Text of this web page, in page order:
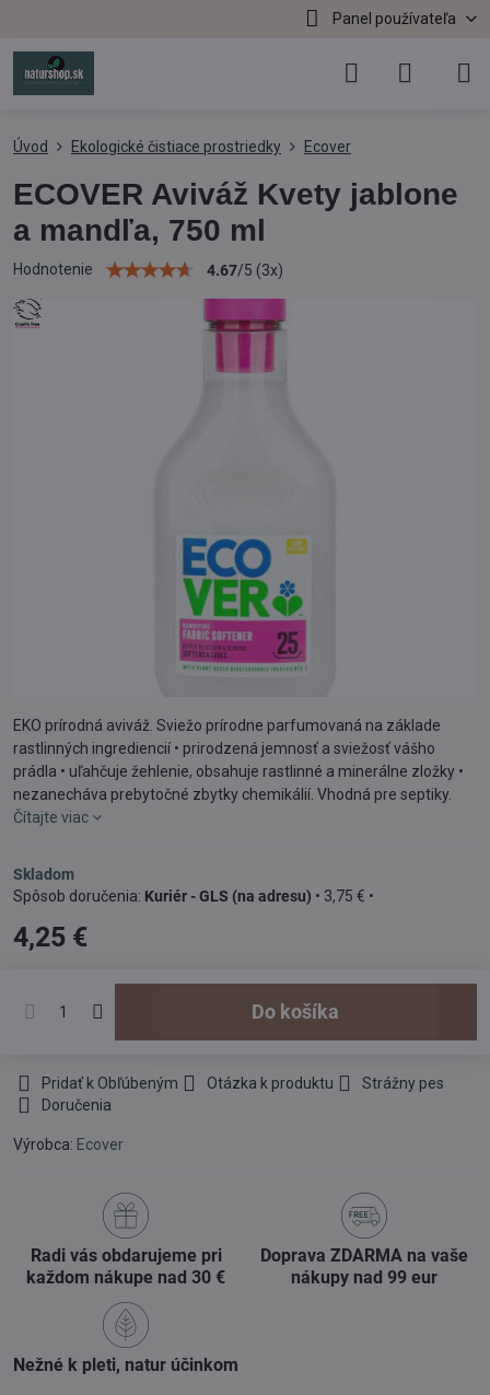
Panel používateľa
Úvod Ekologické čistiace prostriedky Ecover
ECOVER Aviváž Kvety jablone
a mandľa, 750 ml
Hodnotenie 4.67/5 (3x)
EKO prírodná aviváž. Sviežo prírodne parfumovaná na základe
rastlinných ingrediencií • prirodzená jemnosť a sviežosť vášho
prádla • uľahčuje žehlenie, obsahuje rastlinné a minerálne zložky •
nezanecháva prebytočné zbytky chemikálií. Vhodná pre septiky.
Čítajte viac
Skladom
Kuriér - GLS (na adresu) • 3,75 € •
4,25 €
Do košíka
Pridať k Obľúbeným Otázka k produktu
Strážny pes
Doručenia
Výrobca: Ecover
Radi vás obdarujeme pri
každom nákupe nad 30 €
Doprava ZDARMA na vaše
nákupy nad 99 eur
Nežné k pleti, natur účinkom